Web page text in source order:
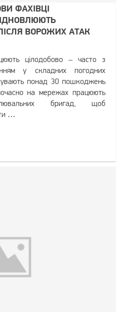
ФАХІВЦІ
ВОРОЖИХ АТАК
цілодобово – часто з
у складних погодних
понад 30 пошкоджень
на мережах працюють
бригад, щоб
…